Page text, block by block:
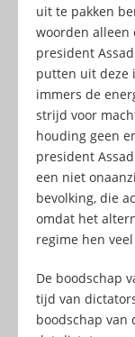
uit te pakken
woorden alleen
president
putten uit deze
immers de
strijd voor
houding geen
president
een niet
bevolking, die
omdat het
regime hen
De boodschap
tijd van
boodschap van